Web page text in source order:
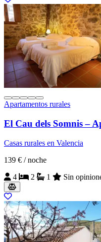
Apartamentos rurales
El Cau dels Somnis –
Casas rurales en Valencia
139 € / noche
4
2 1 Sin